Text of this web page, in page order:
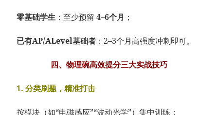
零基础学生 ：至少预留4–6个月 ；
已有AP/ALevel基础者 ：2–3个月高强度冲刺即可。
四、物理碗高效提分三大实战技巧
1. 分类刷题，精准打击
按模块（如“电磁感应”“波动光学”）集中训练；